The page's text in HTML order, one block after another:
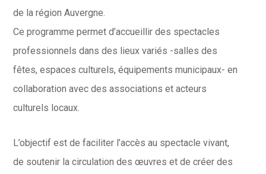
de la région Auvergne.
Ce programme permet d’accueillir des spectacles
professionnels dans des lieux variés -salles des
fêtes, espaces culturels, équipements municipaux- en
collaboration avec des associations et acteurs
culturels locaux.
L’objectif est de faciliter l’accès au spectacle vivant,
de soutenir la circulation des œuvres et de créer des